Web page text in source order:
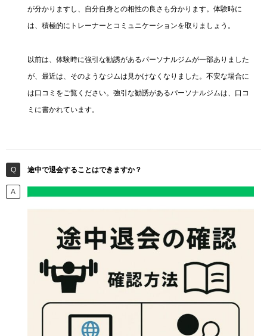
が分かりますし、自分自身との相性の良さも分かります。体験時に
は、積極的にトレーナーとコミュニケーションを取りましょう。
以前は、体験時に強引な勧誘があるパーソナルジムが一部ありました
が、最近は、そのようなジムは見かけなくなりました。不安な場合に
は口コミをご覧ください。強引な勧誘があるパーソナルジムは、口コ
ミに書かれています。
途中で退会することはできますか？